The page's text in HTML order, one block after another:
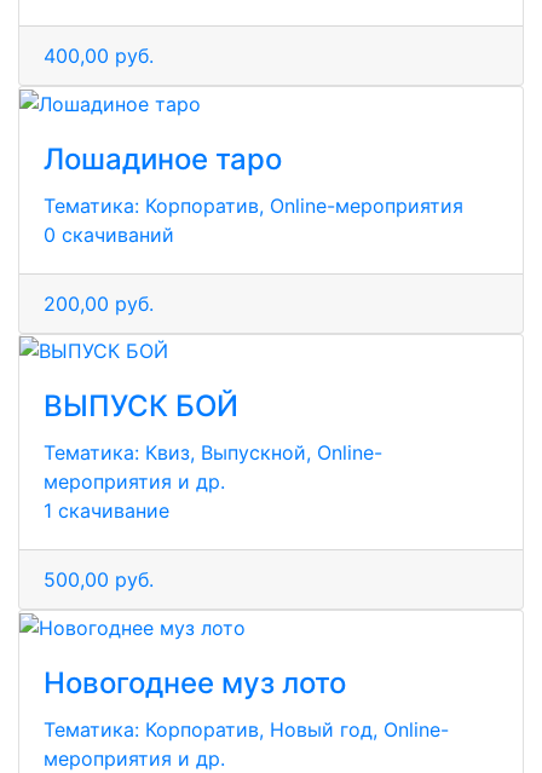
400,00 руб.
Лошадиное таро
Тематика: Корпоратив, Online-мероприятия
0 скачиваний
200,00 руб.
ВЫПУСК БОЙ
Тематика: Квиз, Выпускной, Online-
мероприятия и др.
1 скачивание
500,00 руб.
Новогоднее муз лото
Тематика: Корпоратив, Новый год, Online-
мероприятия и др.